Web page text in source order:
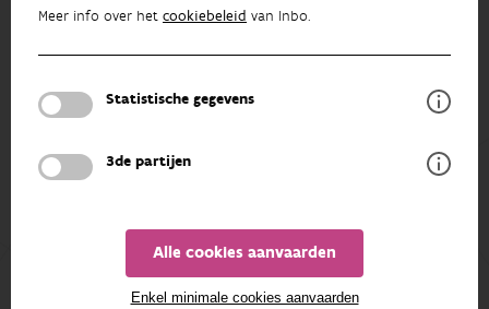
Meer info over het cookiebeleid van Inbo.
Statistische gegevens
3de partijen
Alle cookies aanvaarden
Enkel minimale cookies aanvaarden